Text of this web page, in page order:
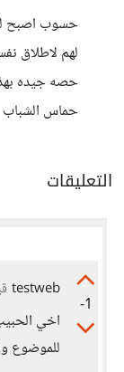
حسوب اصبح
لهم لاطلاق
حصه جيده
حماس الشباب
التعليقات
-1
testweb
اخي
للموضوع